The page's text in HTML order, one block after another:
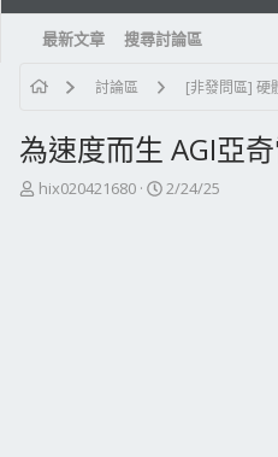
最新文章 搜尋討論區
討論區 [非發問區] 硬
為速度而生 AGI亞
主
hix020421680
開
2/24/25